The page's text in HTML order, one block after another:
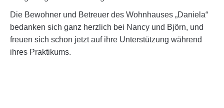
Die Bewohner und Betreuer des Wohnhauses „Daniela“
bedanken sich ganz herzlich bei Nancy und Björn, und
freuen sich schon jetzt auf ihre Unterstützung während
ihres Praktikums.